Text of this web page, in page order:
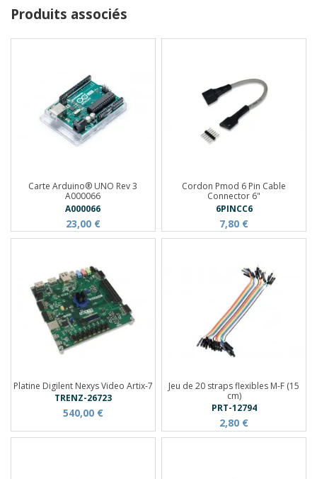
Produits associés
Carte Arduino® UNO Rev 3
A000066
A000066
23,00 €
Cordon Pmod 6 Pin Cable
Connector 6"
6PINCC6
7,80 €
Platine Digilent Nexys Video Artix-7
TRENZ-26723
540,00 €
Jeu de 20 straps flexibles M-F (15
cm)
PRT-12794
2,80 €